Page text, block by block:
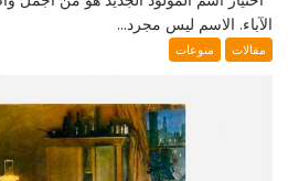
الآباء. الاسم ليس مجرد...
مقالات منوعات